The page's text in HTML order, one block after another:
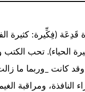
(فِكِّيرة: كثيرة
الحياء). تحب
وقد كانت _وربما ما
النافذة، ومراقبة